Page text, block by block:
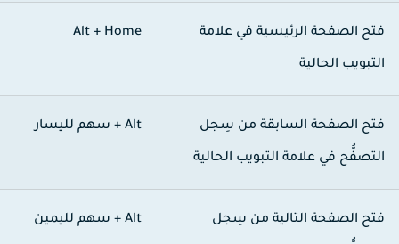
الصفحة الرئيسية في علامة
الحالية
Alt + Home
الصفحة السابقة من سِجل
في علامة التبويب الحالية
Alt + سهم لليسار
الصفحة التالية من سِجل Alt + سهم لليمين